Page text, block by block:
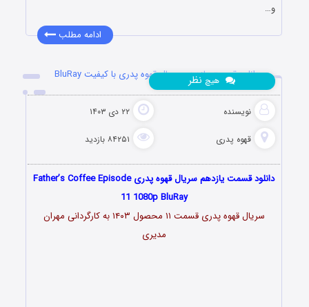
و…
ادامه مطلب
دانلود قسمت یازدهم سریال قهوه پدری با کیفیت BluRay
نویسنده ۲۲ دی ۱۴۰۳
قهوه پدری ۸۴۲۵۱ بازدید
هیچ نظر
دانلود قسمت یازدهم سریال قهوه پدری Father’s Coffee Episode
11 1080p BluRay
سریال قهوه پدری قسمت ۱۱ محصول ۱۴۰۳ به کارگردانی مهران
مدیری